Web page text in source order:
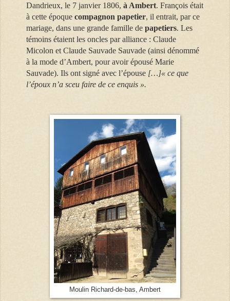
Dandrieux, le 7 janvier 1806, à Ambert. François était
à cette époque compagnon papetier, il entrait, par ce
mariage, dans une grande famille de papetiers. Les
témoins étaient les oncles par alliance : Claude
Micolon et Claude Sauvade Sauvade (ainsi dénommé
à la mode d’Ambert, pour avoir épousé Marie
Sauvade). Ils ont signé avec l’épouse […]« ce que
l’époux n’a sceu faire de ce enquis ».
Moulin Richard-de-bas, Ambert